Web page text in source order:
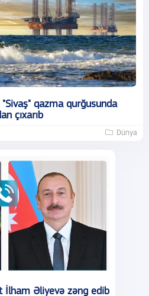
qazma qurğusunda
çıxarıb
Dünya
İlham Əliyevə zəng edib